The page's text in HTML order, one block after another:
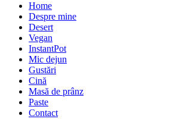
Home
Despre mine
Desert
Vegan
InstantPot
Mic dejun
Gustări
Cină
Masă de prânz
Paste
Contact